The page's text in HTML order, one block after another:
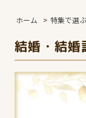
ホーム > 特集で選ぶ
結婚・結婚